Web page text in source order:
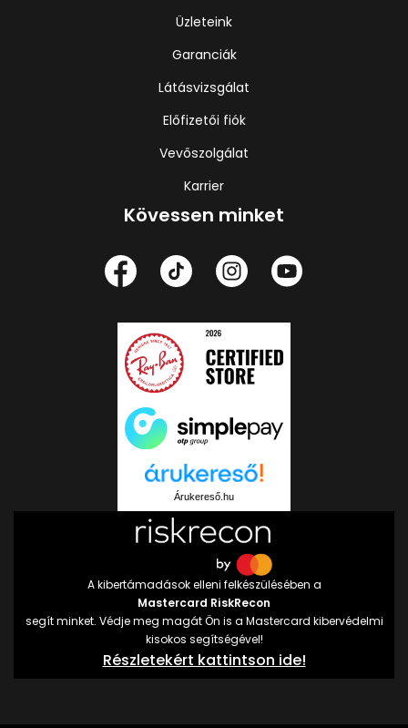
Üzleteink
Garanciák
Látásvizsgálat
Előfizetői fiók
Vevőszolgálat
Karrier
Kövessen minket
Árukereső.hu
A kibertámadások elleni felkészülésében a
Mastercard RiskRecon
segít minket. Védje meg magát Ön is a Mastercard kibervédelmi
kisokos segítségével!
Részletekért kattintson ide!